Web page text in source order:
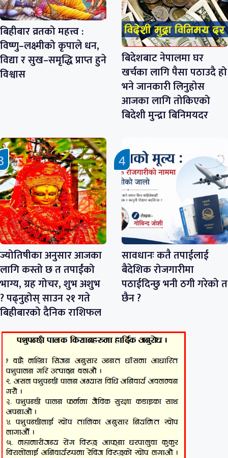
बिहीबार व्रतको महत्त्व :
विष्णु–लक्ष्मीको कृपाले धन,
विद्या र सुख–समृद्धि प्राप्त हुने
विश्वास
बिदेशबाट नेपालमा घर
खर्चका लागि पैसा पठाउदै हो
भने जानकारी लिनुहोस
आजका लागि तोकिएको
बिदेशी मुन्द्रा बिनिमयदर
ज्योतिषीका अनुसार आजका
लागि कस्तो छ त तपाईंको
भाग्य, ग्रह गोचर, शुभ अशुभ
? पढ्नुहोस् साउन २१ गते
बिहीबारको दैनिक राशिफल
सावधानः कतै तपाईलाई
बैदेशिक रोजगारीमा
पठाईदिन्छु भनी ठगी गरेको त
छैन ?